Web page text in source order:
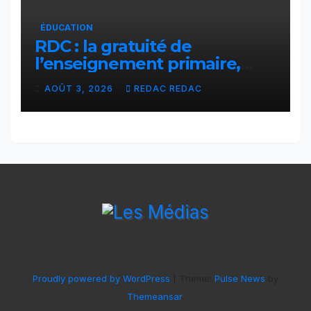
ÉDUCATION
RDC : la gratuité de
l’enseignement primaire,
vision phare du Président
Félix Tshisekedi réaffirmée
par une circulaire du
AOÛT 3, 2026 REDAC REDAC
Proudly powered by WordPress Pulse News
Themeansar.